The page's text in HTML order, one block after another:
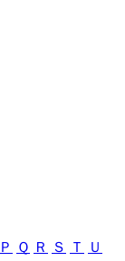
Ｐ Ｑ Ｒ Ｓ Ｔ
Ｕ